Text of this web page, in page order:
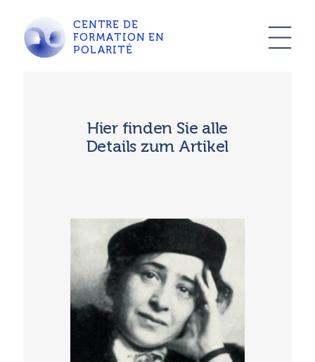
CENTRE DE
FORMATION EN
POLARITÉ
Hier finden Sie alle
Details zum Artikel